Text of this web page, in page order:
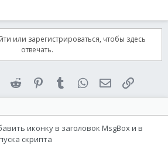
или зарегистрироваться, чтобы здесь
отвечать.
Twitter Reddit PinterestTumblr WhatsAppЭлектронная
иконку в заголовок MsgBox и в
скрипта